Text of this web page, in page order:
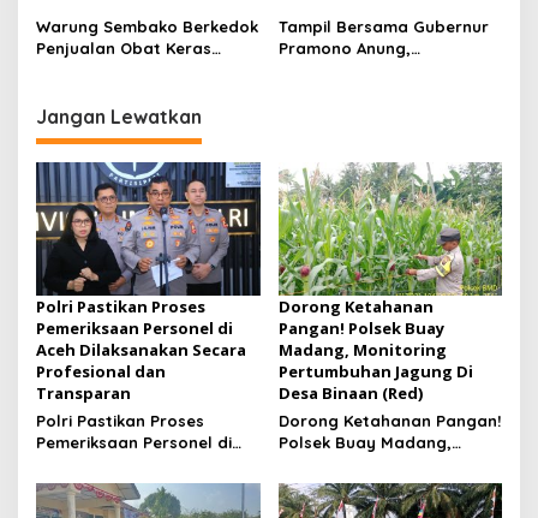
Secara Luas Mulai 20
Agustus 2026
Bersalah
Warung Sembako Berkedok
Penjualan Obat Keras
Tampil Bersama Gubernur
Pramono Anung,
Jangan Lewatkan
Polri Pastikan Proses
Pemeriksaan Personel di
Aceh Dilaksanakan Secara
Profesional dan
Transparan
Polri Pastikan Proses
Pemeriksaan Personel di
Profesional dan
Transparan
Dorong Ketahanan
Pangan! Polsek Buay
Madang, Monitoring
Pertumbuhan Jagung Di
Desa Binaan (Red)
Dorong Ketahanan Pangan!
Polsek Buay Madang,
Jagung Di Desa Binaan